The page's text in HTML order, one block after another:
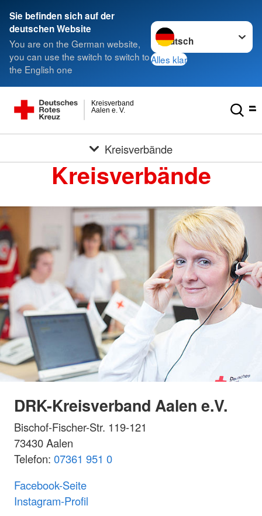
Sie befinden sich auf der
deutschen Website
You are on the German website,
you can use the switch to switch to
the English one
Sprache wechseln zu
Alles klar
Aalen e. V.
Kreisverband
Kreisverbände
Kreisverbände
DRK-Kreisverband Aalen e.V.
Bischof-Fischer-Str. 119-121
73430 Aalen
Telefon: 07361 951 0
Facebook-Seite
Instagram-Profil